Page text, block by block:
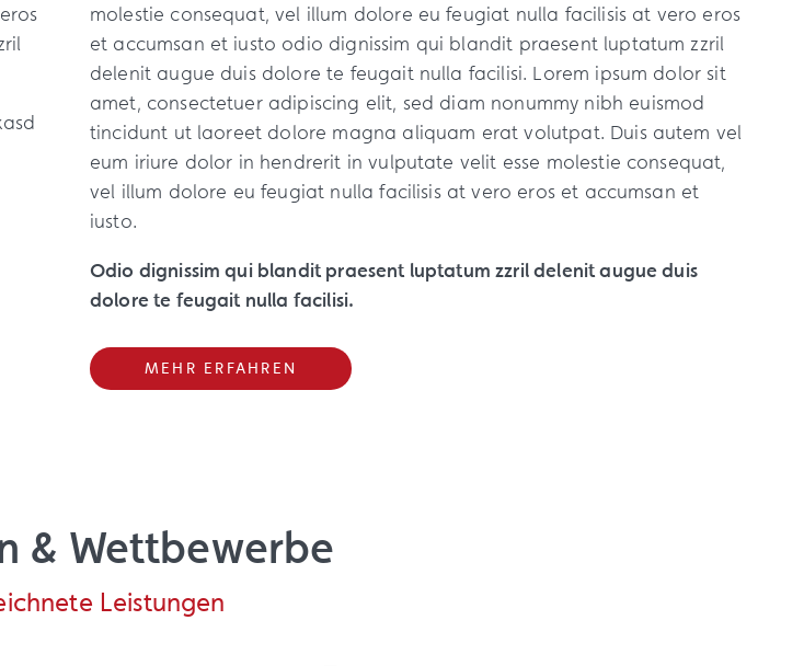
molestie consequat, vel illum dolore eu feugiat nulla facilisis at vero eros
et accumsan et iusto odio dignissim qui blandit praesent luptatum zzril
delenit augue duis dolore te feugait nulla facilisi. Lorem ipsum dolor sit
amet, consectetuer adipiscing elit, sed diam nonummy nibh euismod
tincidunt ut laoreet dolore magna aliquam erat volutpat. Duis autem vel
eum iriure dolor in hendrerit in vulputate velit esse molestie consequat,
vel illum dolore eu feugiat nulla facilisis at vero eros et accumsan et
iusto.
Odio dignissim qui blandit praesent luptatum zzril delenit augue duis
dolore te feugait nulla facilisi.
MEHR ERFAHREN
& Wettbewerbe
Leistungen